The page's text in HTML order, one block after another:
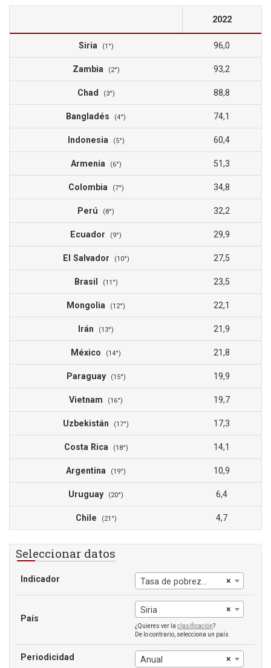
2022
Siria (1°) 96,0
Zambia (2°) 93,2
Chad (3°) 88,8
Bangladés (4°) 74,1
Indonesia (5°) 60,4
Armenia (6°) 51,3
Colombia (7°) 34,8
Perú (8°) 32,2
Ecuador (9°) 29,9
El Salvador (10°) 27,5
Brasil (11°) 23,5
Mongolia (12°) 22,1
Irán (13°) 21,9
México (14°) 21,8
Paraguay (15°) 19,9
Vietnam (16°) 19,7
Uzbekistán (17°) 17,3
Costa Rica (18°) 14,1
Argentina (19°) 10,9
Uruguay (20°) 6,4
Chile (21°) 4,7
Seleccionar datos
Indicador ×
Tasa de pobreza a $6.85 al día
País
×
Siria
¿Quieres ver laclasificación?
De lo contrario, selecciona un país
Periodicidad ×
Anual